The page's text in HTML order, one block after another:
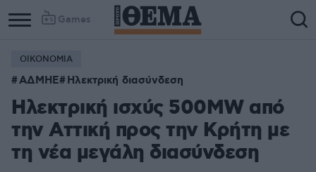
Games
ΟΙΚΟΝΟΜΙΑ
ΑΔΜΗΕ Ηλεκτρική διασύνδεση
Ηλεκτρική ισχύς 500MW από
την Αττική προς την Κρήτη με
τη νέα μεγάλη διασύνδεση